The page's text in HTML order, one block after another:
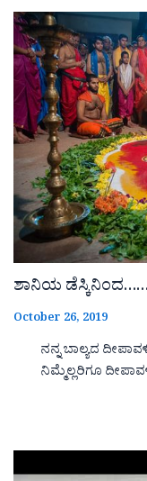
ಶಾನಿಯ
October 26, 2019
ನನ್ನ ಬಾಲ್ಯದ
ನಿಮ್ಮೆಲ್ಲರಿಗೂ